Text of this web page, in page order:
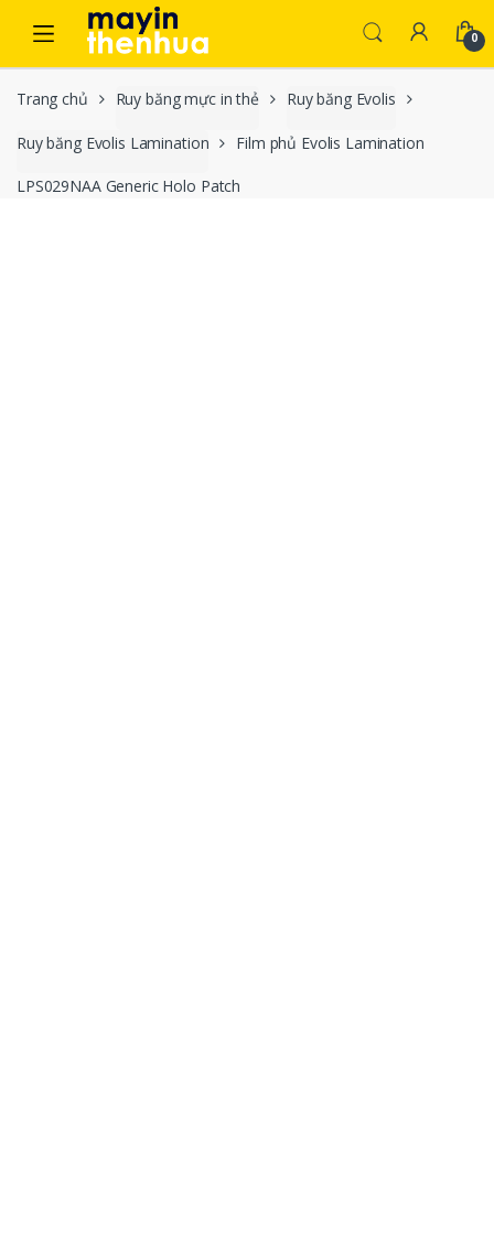
Skip to navigation
Skip to content
0
Trang chủ Ruy băng mực in thẻ Ruy băng Evolis
Ruy băng Evolis Lamination Film phủ Evolis Lamination
LPS029NAA Generic Holo Patch